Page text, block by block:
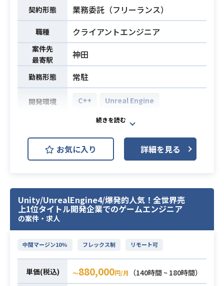
必須スキル
・Shader Graph/HLSLでのPBR含む
シェーダー開発とチューニング経験
・アーティスト向けのEditor拡張開
発経験
・Google WorkspaceもしくはMicro
soft 365を用いたドキュメンテーシ
ョンの経験
必須スキル
・Javascriptを用いたフロントエン
ドの開発経験3年以上
・Linux環境での開発経験
・プランナーやクライアントエンジ
ニアと連携して使用設計・実装を行
った経験
・Redisやmemcacheなどのキャッ
シュサーバを用いた業務経験
・直近1年未満で終了している案件が
続いていない方
契約形態 業務委託（フリーランス）
職種 クライアントエンジニア
案件先
最寄駅
神田
勤務形態 常駐
開発環境 C++ Unreal Engine
[業務内容]
・ゲーム内のプレイヤーや敵、ギミ
ック、UIなどの実装
・ゲームの進行を制御する各種シス
・ゲームコンテンツ・レベル要素の
実装
・ゲームUIの実装、制作支援を行う
しての業務となります。
ディア出しや提案も重要な業務とな
お気に入り 詳細を見る
Unity/UnrealEngine4/爆発的人気！全世界売
上1位タイトル開発企業でのゲームエンジニア
の案件・求人
中間マージン10% フレックス制 リモート可
単価(税込) 〜880,000円/月
（140時間 ~ 180時間）